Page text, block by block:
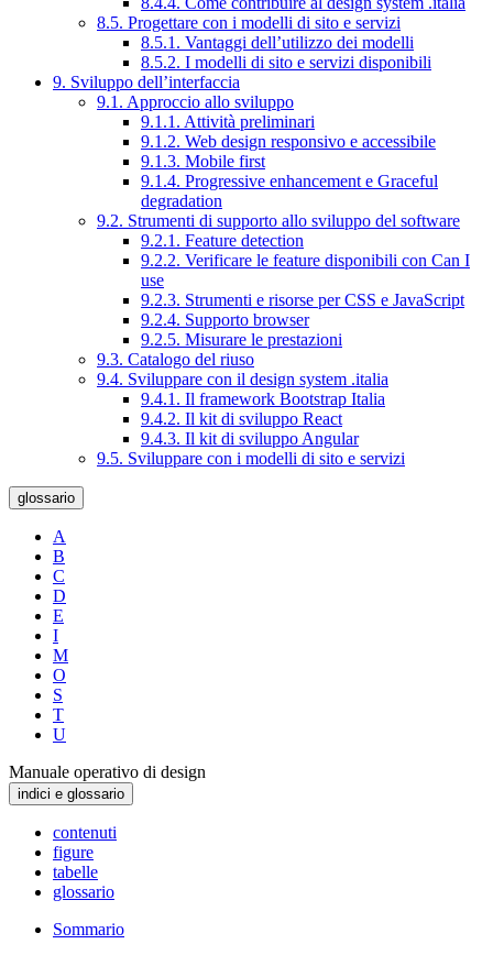
8.5. Progettare con i modelli di sito e servizi
8.5.1. Vantaggi dell’utilizzo dei modelli
8.5.2. I modelli di sito e servizi disponibili
9. Sviluppo dell’interfaccia
9.1. Approccio allo sviluppo
9.1.1. Attività preliminari
9.1.2. Web design responsivo e accessibile
9.1.3. Mobile first
9.1.4. Progressive enhancement e Graceful
degradation
9.2. Strumenti di supporto allo sviluppo del software
9.2.1. Feature detection
9.2.2. Verificare le feature disponibili con Can I
use
9.2.3. Strumenti e risorse per CSS e JavaScript
9.2.4. Supporto browser
9.2.5. Misurare le prestazioni
9.3. Catalogo del riuso
9.4. Sviluppare con il design system .italia
9.4.1. Il framework Bootstrap Italia
9.4.2. Il kit di sviluppo React
9.4.3. Il kit di sviluppo Angular
9.5. Sviluppare con i modelli di sito e servizi
glossario
A
B
C
D
E
I
M
O
S
T
U
Manuale operativo di design
indici e glossario
contenuti
figure
tabelle
glossario
Sommario